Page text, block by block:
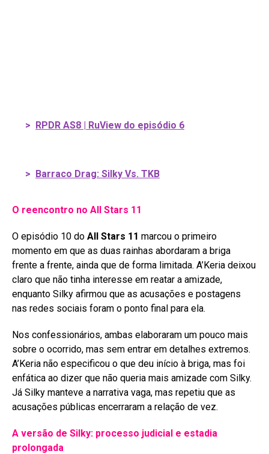
> RPDR AS8 | RuView do episódio 6
> Barraco Drag: Silky Vs. TKB
O reencontro no All Stars 11
O episódio 10 do All Stars 11 marcou o primeiro
momento em que as duas rainhas abordaram a briga
frente a frente, ainda que de forma limitada. A’Keria deixou
claro que não tinha interesse em reatar a amizade,
enquanto Silky afirmou que as acusações e postagens
nas redes sociais foram o ponto final para ela.
Nos confessionários, ambas elaboraram um pouco mais
sobre o ocorrido, mas sem entrar em detalhes extremos.
A’Keria não especificou o que deu início à briga, mas foi
enfática ao dizer que não queria mais amizade com Silky.
Já Silky manteve a narrativa vaga, mas repetiu que as
acusações públicas encerraram a relação de vez.
A versão de Silky: processo judicial e estadia
prolongada